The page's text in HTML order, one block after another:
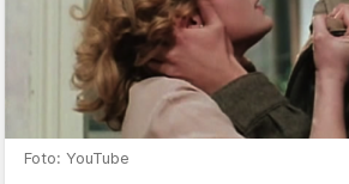
Foto: YouTube